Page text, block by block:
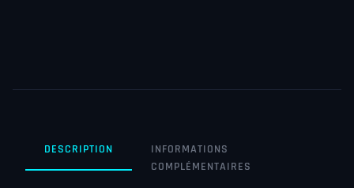
DESCRIPTION
INFORMATIONS
COMPLÉMENTAIRES